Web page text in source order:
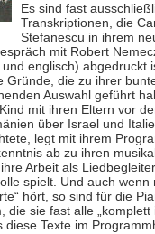
Es sind fast
Transkriptionen, die
Stefanescu in ihrem
mit Robert
englisch) abgedruckt
Gründe, die zu ihrer
Auswahl geführt
mit ihren Eltern vor
über Israel und
legt mit ihrem
ab zu ihren
Arbeit als
spielt. Und auch wenn
hört, so sind für die
die sie fast alle „komplett
diese Texte im